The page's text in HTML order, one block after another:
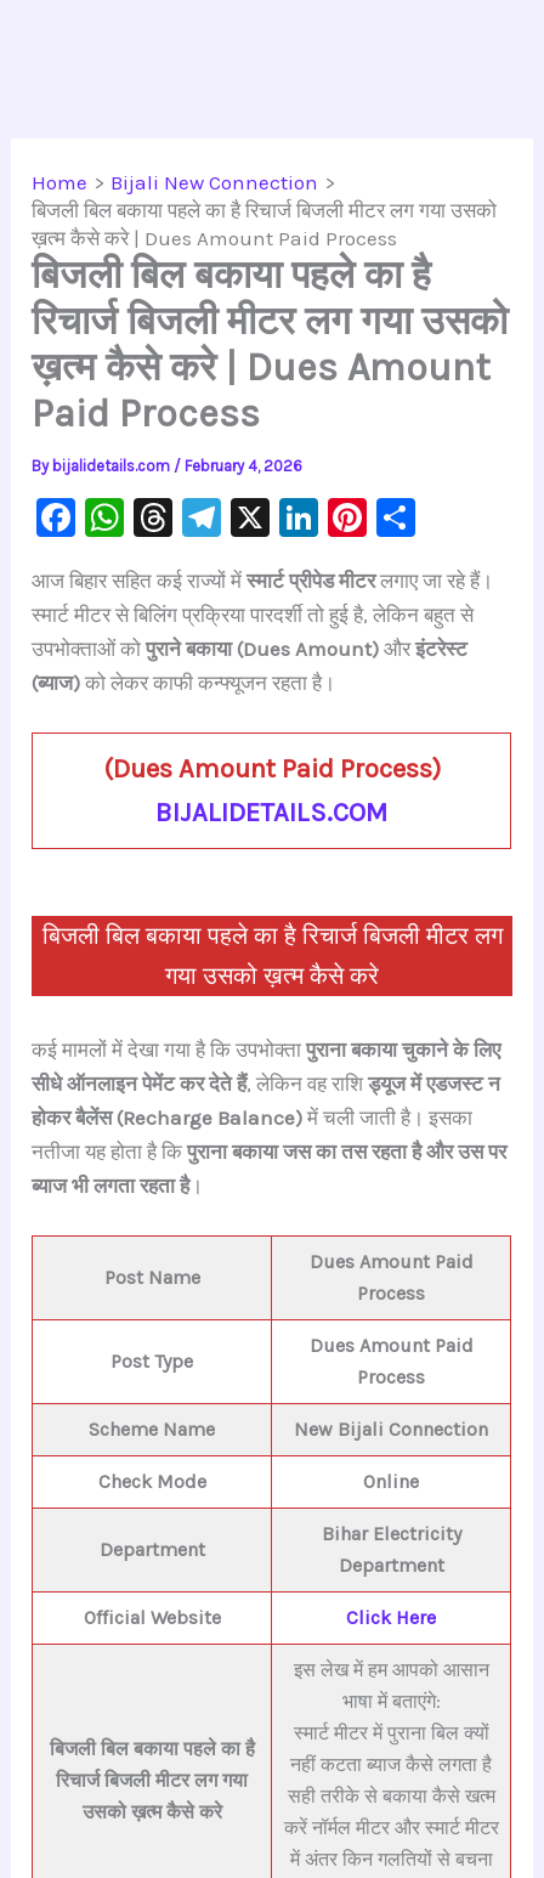
Home
Bijali New Connection
बिजली बिल बकाया पहले का है रिचार्ज बिजली मीटर लग गया उसको
ख़त्म कैसे करे | Dues Amount Paid Process
बिजली बिल बकाया पहले का है
रिचार्ज बिजली मीटर लग गया उसको
ख़त्म कैसे करे | Dues Amount
Paid Process
By bijalidetails.com / February 4, 2026
F
c
e
b
W
at
s
A
p
T
e
a
d
Te
gr
a
m
X
Li
k
e
dI
Pi
er
e
st
ar
e
आज बिहार सहित कई राज्यों मेंस्मार्ट प्रीपेड मीटरलगाए जा रहे हैं।
स्मार्ट मीटर से बिलिंग प्रक्रिया पारदर्शी तो हुई है, लेकिन बहुत से
उपभोक्ताओं कोपुराने बकाया (Dues Amount) औरइंटरेस्ट
(ब्याज) को लेकर काफी कन्फ्यूजन रहता है।
(Dues Amount Paid Process)
BIJALIDETAILS.COM
बिजली बिल बकाया पहले का है रिचार्ज बिजली मीटर लग
गया उसको ख़त्म कैसे करे
कई मामलों में देखा गया है कि उपभोक्तापुराना बकाया चुकाने के लिए
सीधे ऑनलाइन पेमेंट कर देते हैं, लेकिन वह राशिड्यूज में एडजस्ट न
होकर बैलेंस (Recharge Balance) में चली जाती है। इसका
नतीजा यह होता है किपुराना बकाया जस का तस रहता है और उस पर
ब्याज भी लगता रहता है।
Post Name
Dues Amount Paid
Process
Post Type
Dues Amount Paid
Process
Scheme Name New Bijali Connection
Check Mode Online
Department
Bihar Electricity
Department
Official Website Click Here
बिजली बिल बकाया पहले का है
रिचार्ज बिजली मीटर लग गया
उसको ख़त्म कैसे करे
इस लेख में हम आपको आसान
भाषा में बताएंगे:
स्मार्ट मीटर में पुराना बिल क्यों
नहीं कटता ब्याज कैसे लगता है
सही तरीके से बकाया कैसे खत्म
करें नॉर्मल मीटर और स्मार्ट मीटर
में अंतर किन गलतियों से बचना